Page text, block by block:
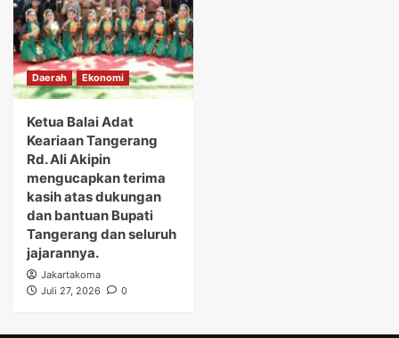
Daerah Ekonomi
Ketua Balai Adat
Keariaan Tangerang
Rd. Ali Akipin
mengucapkan terima
kasih atas dukungan
dan bantuan Bupati
Tangerang dan seluruh
jajarannya.
Jakartakoma
Juli 27, 2026
0